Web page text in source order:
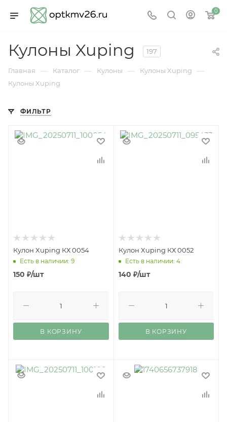
0
Кулоны Xuping 197
Главная — Каталог — Кулоны — Кулоны Xuping —
Кулоны Xuping
ФИЛЬТР
Кулон Xuping КХ 0054
Есть в наличии: 9
150 ₽/шт
В КОРЗИНУ
Кулон Xuping КХ 0052
Есть в наличии: 4
140 ₽/шт
В КОРЗИНУ